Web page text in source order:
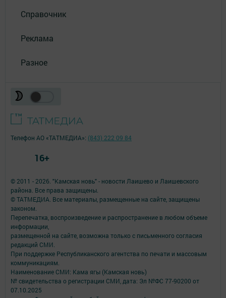
Справочник
Реклама
Разное
© 2011 - 2026. "Камская новь" - новости Лаишево и Лаишевского
района. Все права защищены.
© ТАТМЕДИА. Все материалы, размещенные на сайте, защищены
законом.
Перепечатка, воспроизведение и распространение в любом объеме
информации,
размещенной на сайте, возможна только с письменного согласия
редакций СМИ.
При поддержке Республиканского агентства по печати и массовым
коммуникациям.
Наименование СМИ: Кама ягы (Камская новь)
№ свидетельства о регистрации СМИ, дата: Эл №ФC 77-90200 от
07.10.2025
Телефон АО «ТАТМЕДИА»: (843) 222 09 84
16+